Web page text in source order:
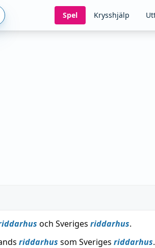
Spel Krysshjälp
och Sveriges riddarhus.
riddarhus som Sveriges riddarhus.